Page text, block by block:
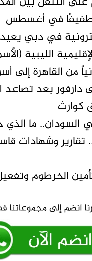
طفيفًا في أغسطس
في دبي
بعد تصاعد
كوارث
ما الذي
تقارير
الخرطوم